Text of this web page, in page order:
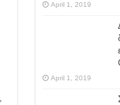
April 1, 2019
April 1, 2019